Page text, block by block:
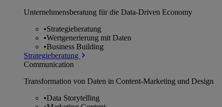
Unternehmens­beratung für die Data-Driven Economy
•Strategieberatung
•Wertgenerierung mit Daten
•Business Building
Strategieberatung
Communication
Transformation von Daten in Content-Marketing und Design
•Data Storytelling